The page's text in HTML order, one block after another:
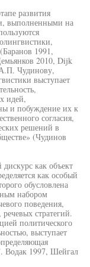
развития
выполненными на
1991,
2010, Dijk
Чудинову,
выступает
идей,
и побуждение их к
согласия,
решений в
(Чудинов
как объект
как особый
обусловлена
набором
поведения,
стратегий.
политического
выступает
Водак 1997, Шейгал